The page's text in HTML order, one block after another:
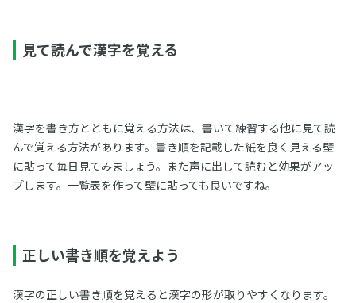
見て読んで漢字を覚える
漢字を書き方とともに覚える方法は、書いて練習する他に見て読
んで覚える方法があります。書き順を記載した紙を良く見える壁
に貼って毎日見てみましょう。また声に出して読むと効果がアッ
プします。一覧表を作って壁に貼っても良いですね。
正しい書き順を覚えよう
漢字の正しい書き順を覚えると漢字の形が取りやすくなります。